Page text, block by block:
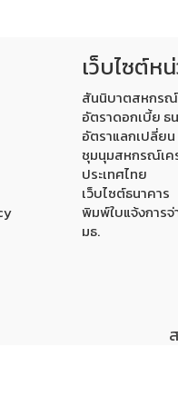
เว็บไซต์ห
สันนิบาตสหกร
อัตราดอกเบี้ย ธ
อัตราแลกเปลี่ยน
ชุมนุมสหกรณ์เค
ประเทศไทย
เว็บไซต์ธนาคาร
พิมพ์ใบแจ้งการ
มธ.